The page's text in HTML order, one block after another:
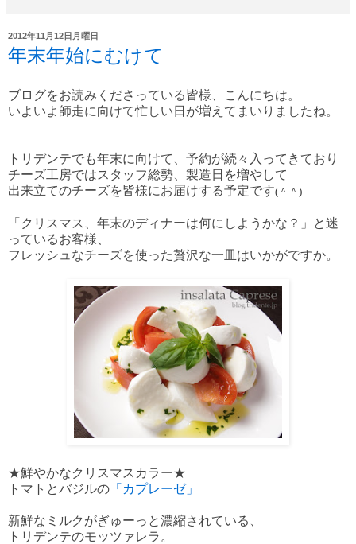
2012年11月12日月曜日
年末年始にむけて
ブログをお読みくださっている皆様、こんにちは。
いよいよ師走に向けて忙しい日が増えてまいりましたね。
トリデンテでも年末に向けて、予約が続々入ってきており
チーズ工房ではスタッフ総勢、製造日を増やして
出来立てのチーズを皆様にお届けする予定です(＾ ＾)
「クリスマス、年末のディナーは何にしようかな？」と迷
っているお客様、
フレッシュなチーズを使った贅沢な一皿はいかがですか。
★鮮やかなクリスマスカラー★
トマトとバジルの 「カプレーゼ」
新鮮なミルクがぎゅーっと濃縮されている、
トリデンテのモッツァレラ。